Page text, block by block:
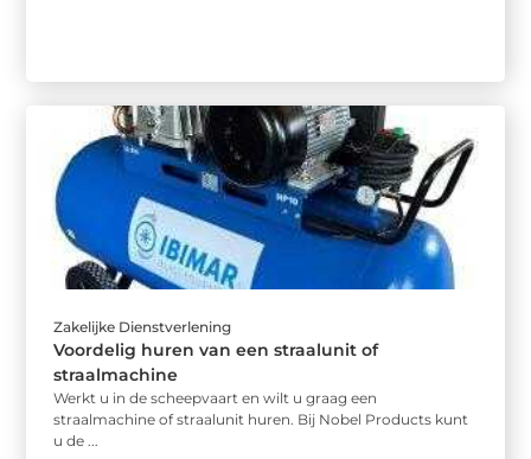
Zakelijke Dienstverlening
Voordelig huren van een straalunit of
straalmachine
Werkt u in de scheepvaart en wilt u graag een
straalmachine of straalunit huren. Bij Nobel Products kunt
u de ...